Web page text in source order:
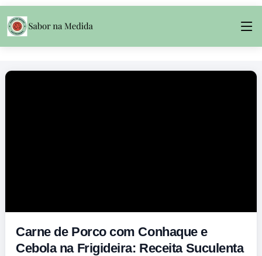
Carne de Porco com Conhaque e
Cebola na Frigideira: Receita Suculenta